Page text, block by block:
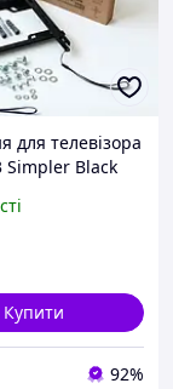
для телевізора
Simpler Black
Купити
92%